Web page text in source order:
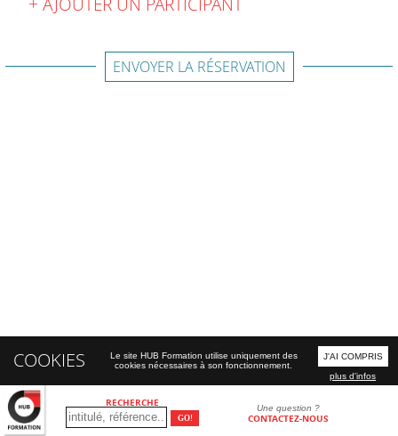
RECHERCHE Une question ?
CONTACTEZ-NOUS
ENVOYER LA RÉSERVATION
COOKIES
Le site HUB Formation utilise uniquement des
cookies nécessaires à son fonctionnement.
J'AI COMPRIS
plus d'infos